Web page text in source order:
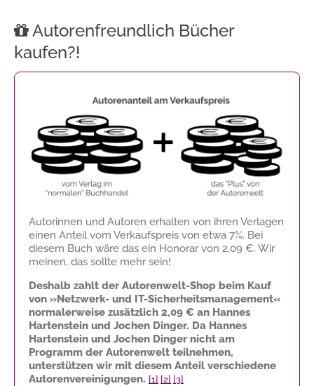
Autorenfreundlich Bücher
kaufen?!
Autorinnen und Autoren erhalten von ihren Verlagen
einen Anteil vom Verkaufspreis von etwa 7%. Bei
diesem Buch wäre das ein Honorar von 2,09 €. Wir
meinen, das sollte mehr sein!
Deshalb zahlt der Autorenwelt-Shop beim Kauf
von »Netzwerk- und IT-Sicherheitsmanagement«
normalerweise zusätzlich 2,09 € an Hannes
Hartenstein und Jochen Dinger. Da Hannes
Hartenstein und Jochen Dinger nicht am
Programm der Autorenwelt teilnehmen,
unterstützen wir mit diesem Anteil verschiedene
Autorenvereinigungen. [1] [2] [3]